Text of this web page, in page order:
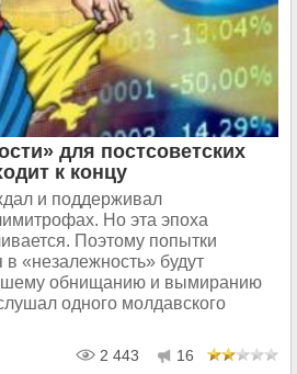
для постсоветских
к концу
и поддерживал
Но эта эпоха
Поэтому попытки
в «незалежность» будут
обнищанию и вымиранию
одного молдавского
2 443 16